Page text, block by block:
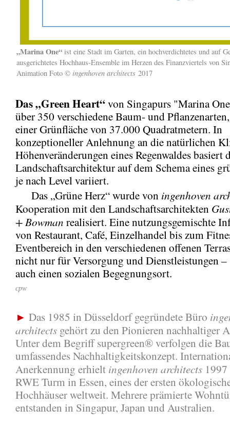
„Marina One“ ist eine Stadt im Garten, ein hochverdichtetes und auf
ausgerichtetes Hochhaus-Ensemble im Herzen des Finanzviertels von
Animation Foto © ingenhoven architects 2017
Das „Green Heart“von Singapurs "Marina
über 350 verschiedene Baum- und
einer Grünfläche von 37.000 Quadratmetern. In
konzeptioneller Anlehnung an die natürlichen
Höhenveränderungen eines Regenwaldes basiert
Landschaftsarchitektur auf dem Schema eines
je nach Level variiert.
Das „Grüne Herz“ wurde von ingenhoven
Kooperation mit den Landschaftsarchitekten
+ Bowman realisiert. Eine nutzungsgemischte
von Restaurant, Café, Einzelhandel bis zum
Eventbereich in den verschiedenen offenen
nicht nur für Versorgung und Dienstleistungen –
auch einen sozialen Begegnungsort.
cpw
► Das 1985 in Düsseldorf gegründete Büro
architects gehört zu den Pionieren nachhaltiger
Unter dem Begriff supergreen® verfolgen die
umfassendes Nachhaltigkeitskonzept.
Anerkennung erhielt ingenhoven architects
RWE Turm in Essen, eines der ersten
Hochhäuser weltweit. Mehrere prämierte
entstanden in Singapur, Japan und Australien.